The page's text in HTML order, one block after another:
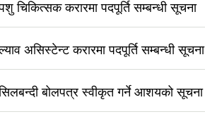
चिकित्सक करारमा पदपूर्ति सम्बन्धी सूचना
असिस्टेन्ट करारमा पदपूर्ति सम्बन्धी सूचना
बोलपत्र स्वीकृत गर्ने आशयको सूचना